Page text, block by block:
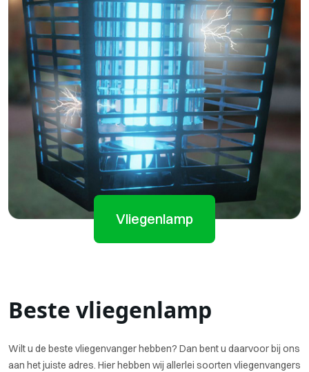
Vliegenlamp
Beste vliegenlamp
Wilt u de beste vliegenvanger hebben? Dan bent u daarvoor bij ons
aan het juiste adres. Hier hebben wij allerlei soorten vliegenvangers